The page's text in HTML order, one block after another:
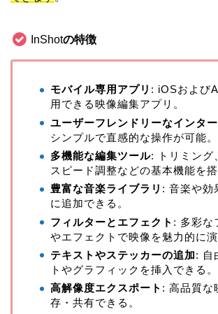
InShotの特徴
モバイル専用アプリ : iOSおよび
用できる映像編集アプリ。
ユーザーフレンドリーなインタ
シンプルで直感的な操作が可能。
多機能な編集ツール: トリミング
スピード調整などの基本機能を搭
豊富な音楽ライブラリ : 音楽や効
に追加できる。
フィルターとエフェクト : 多彩な
やエフェクトで映像を魅力的に演
テキストやステッカーの追加: 自
トやグラフィックを挿入できる。
高解像度エクスポート : 高品質な
存・共有できる。